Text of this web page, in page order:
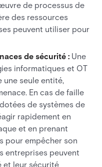
de processus de
des ressources
peuvent utiliser pour
de sécurité : Une
informatiques et OT
une seule entité,
En cas de faille
de systèmes de
rapidement en
et en prenant
pour empêcher son
entreprises peuvent
et leur sécurité